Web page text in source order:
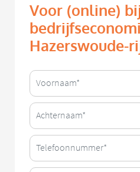
Voor (online)
Hazerswoude-